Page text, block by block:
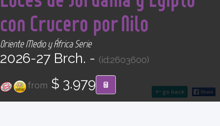
CONTACT
Find your Tour
go back
con Crucero por Nilo
Oriente Medio y África Serie
2026-27 Brch. - (id:2603600)
from $ 3.979